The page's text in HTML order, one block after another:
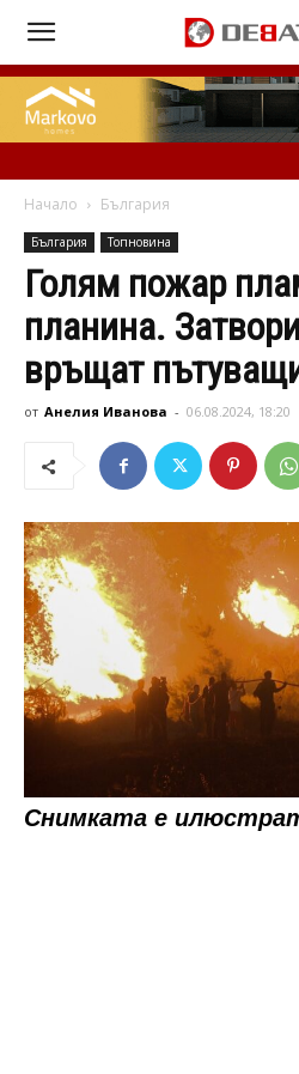
Начало България
България Топновина
Голям пожар
планина.
връщат
от Анелия Иванова - 06.08.2024, 18:20
Снимката е